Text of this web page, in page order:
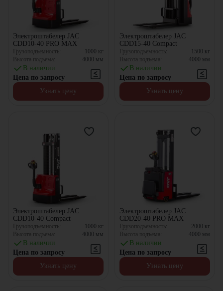
Электроштабелер JAC
CDD10-40 PRO MAX
Грузоподъемность: 1000 кг
Высота подъема:
4000 мм
В наличии
Цена по запросу
Узнать цену
Электроштабелер JAC
CDD15-40 Compact
Грузоподъемность: 1500 кг
Высота подъема:
4000 мм
В наличии
Цена по запросу
Узнать цену
Электроштабелер JAC
CDD10-40 Compact
Грузоподъемность: 1000 кг
Высота подъема:
4000 мм
В наличии
Цена по запросу
Узнать цену
Электроштабелер JAC
CDD20-40 PRO MAX
Грузоподъемность: 2000 кг
Высота подъема:
4000 мм
В наличии
Цена по запросу
Узнать цену